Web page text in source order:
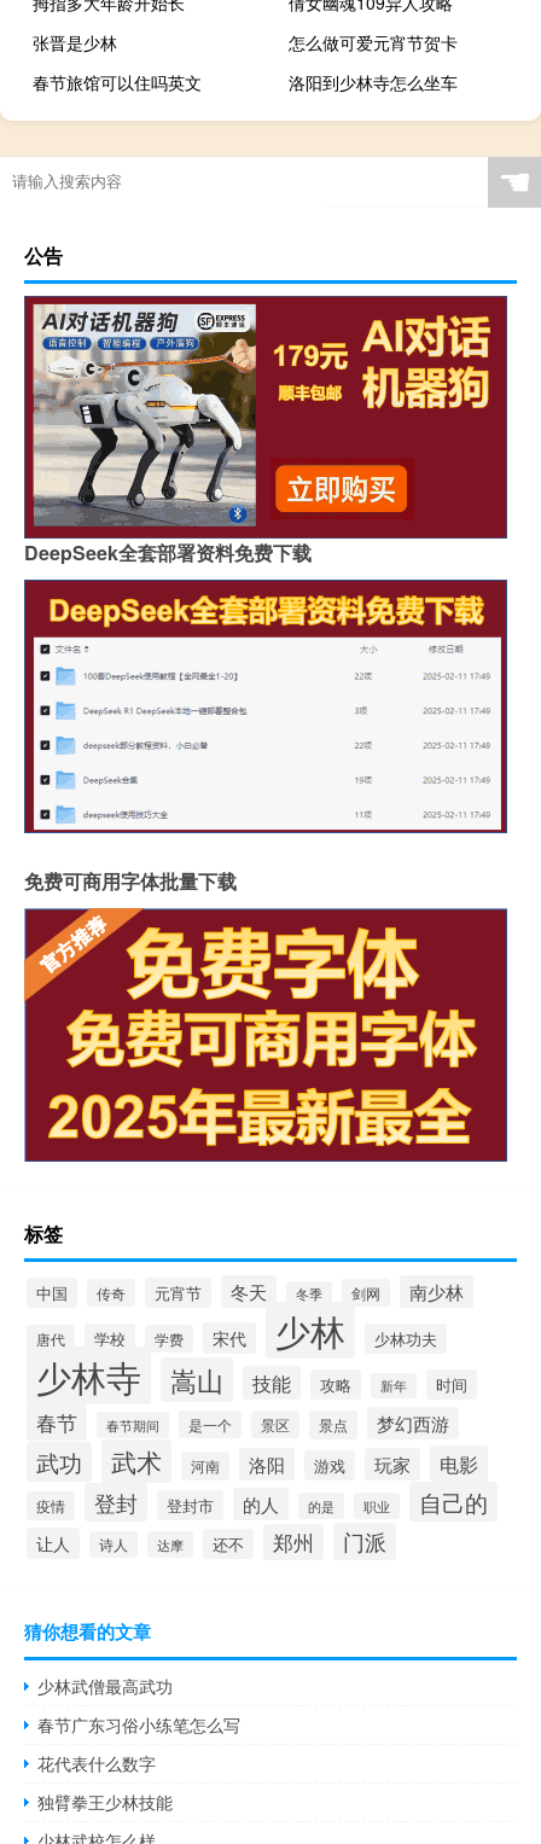
张晋是少林
怎么做可爱元宵节贺卡
春节旅馆可以住吗英文
洛阳到少林寺怎么坐车
☚
公告
DeepSeek全套部署资料免费下载
免费可商用字体批量下载
标签
中国 传奇 元宵节 冬天 冬季 剑网 南少林
唐代 学校 学费 宋代 少林 少林功夫
少林寺 嵩山 技能 攻略 新年 时间
春节 春节期间 是一个 景区 景点 梦幻西游
武功 武术 河南 洛阳 游戏 玩家 电影
疫情 登封 登封市 的人 的是 职业 自己的
让人 诗人 达摩 还不 郑州 门派
猜你想看的文章
少林武僧最高武功
春节广东习俗小练笔怎么写
花代表什么数字
独臂拳王少林技能